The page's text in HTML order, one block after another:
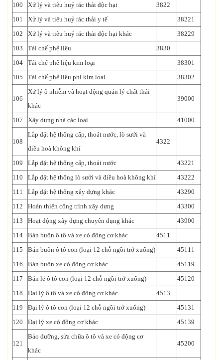
100
Xử lý và tiêu huỷ rác thải độc hại
3822
101
Xử lý và tiêu huỷ rác thải y tế
38221
102
Xử lý và tiêu huỷ rác thải độc hại khác
38229
103
Tái chế phế liệu
3830
104
Tái chế phế liệu kim loại
38301
105
Tái chế phế liệu phi kim loại 38302
106
Xử lý ô nhiễm và hoạt động quản lý chất thải
khác
39000
107 Xây dựng nhà các loại 41000
108
Lắp đặt hệ thống cấp, thoát nước, lò sưởi và
điều hoà không khí
4322
109 Lắp đặt hệ thống cấp, thoát nước
43221
110
Lắp đặt hệ thống lò sưởi và điều hoà không khí
43222
111
Lắp đặt hệ thống xây dựng khác
43290
112
Hoàn thiện công trình xây dựng
43300
113
Hoạt động xây dựng chuyên dụng khác
43900
114
Bán buôn ô tô và xe có động cơ khác
4511
115
Bán buôn ô tô con (loại 12 chỗ ngồi trở xuống)
45111
116
Bán buôn xe có động cơ khác
45119
117
Bán lẻ ô tô con (loại 12 chỗ ngồi trở xuống)
45120
118
Đại lý ô tô và xe có động cơ khác
4513
119
Đại lý ô tô con (loại 12 chỗ ngồi trở xuống)
45131
120
Đại lý xe có động cơ khác 45139
121
Bảo dưỡng, sửa chữa ô tô và xe có động cơ
khác
45200